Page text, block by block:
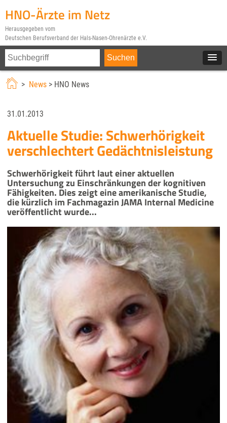
HNO-Ärzte im Netz
Herausgegeben vom
Deutschen Berufsverband der Hals-Nasen-Ohrenärzte e.V.
> News> HNO News
31.01.2013
Aktuelle Studie: Schwerhörigkeit
verschlechtert Gedächtnisleistung
Schwerhörigkeit führt laut einer aktuellen
Untersuchung zu Einschränkungen der kognitiven
Fähigkeiten. Dies zeigt eine amerikanische Studie,
die kürzlich im Fachmagazin JAMA Internal Medicine
veröffentlicht wurde...